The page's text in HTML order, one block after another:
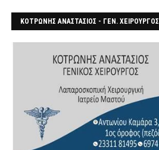
ΚΟΤΡΩΝΗΣ ΑΝΑΣΤΑΣΙΟΣ - ΓΕΝ. ΧΕΙΡΟΥΡΓΟΣ